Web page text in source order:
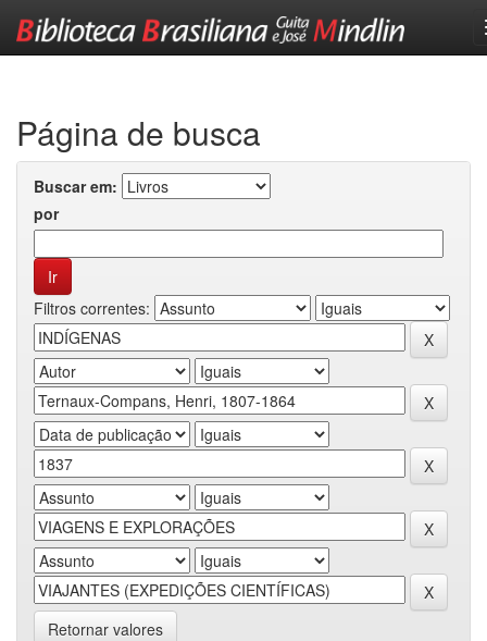
Página de busca
Buscar em:
por
Filtros correntes:
Retornar valores